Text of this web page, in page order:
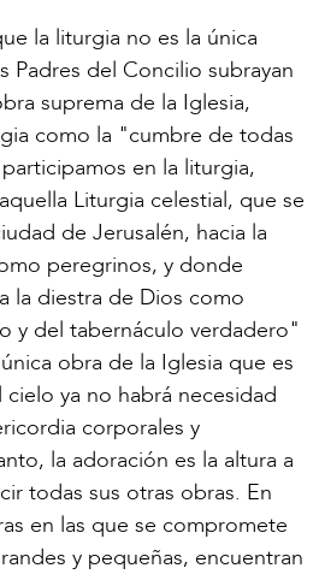
la liturgia no es la única
Padres del Concilio subrayan
suprema de la Iglesia,
como la "cumbre de todas
en la liturgia,
Liturgia celestial, que se
de Jerusalén, hacia la
peregrinos, y donde
la diestra de Dios como
y del tabernáculo verdadero"
obra de la Iglesia que es
ya no habrá necesidad
corporales y
la adoración es la altura a
todas sus otras obras. En
en las que se compromete
y pequeñas, encuentran